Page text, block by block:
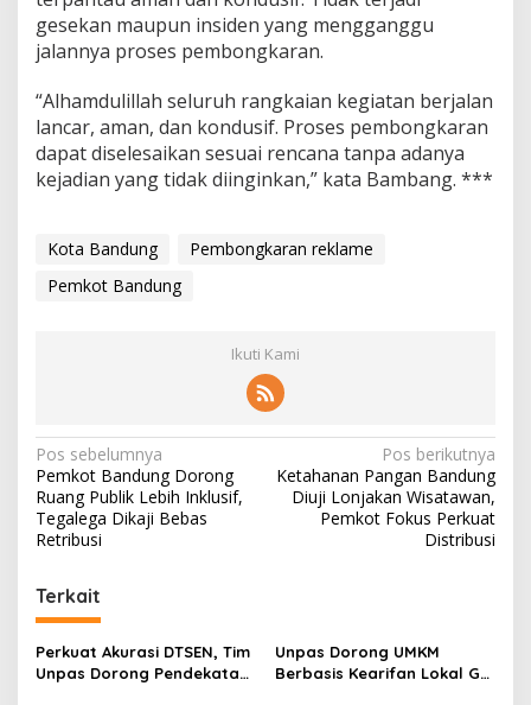
gesekan maupun insiden yang mengganggu
jalannya proses pembongkaran.
“Alhamdulillah seluruh rangkaian kegiatan berjalan
lancar, aman, dan kondusif. Proses pembongkaran
dapat diselesaikan sesuai rencana tanpa adanya
kejadian yang tidak diinginkan,” kata Bambang. ***
Kota Bandung
Pembongkaran reklame
Pemkot Bandung
Ikuti Kami
N
a
v
g
a
s
Pos sebelumnya
Pemkot Bandung Dorong
Ruang Publik Lebih Inklusif,
Tegalega Dikaji Bebas
Retribusi
Pos berikutnya
Ketahanan Pangan Bandung
Diuji Lonjakan Wisatawan,
Pemkot Fokus Perkuat
Distribusi
Terkait
Perkuat Akurasi DTSEN, Tim
Unpas Dorong Pendekatan
Unpas Dorong UMKM
Berbasis Kearifan Lokal Go